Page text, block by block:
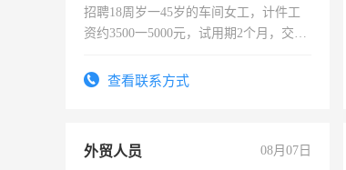
招聘18周岁一45岁的车间女工，计件工
资约3500一5000元，试用期2个月，交五
查看联系方式
外贸人员 08月07日